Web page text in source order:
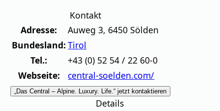
Kontakt
Adresse:
Auweg 3, 6450 Sölden
Bundesland: Tirol
Tel.:
+43 (0) 52 54 / 22 60-0
Webseite:
central-soelden.com/
„Das Central – Alpine. Luxury. Life.“ jetzt kontaktieren
Details